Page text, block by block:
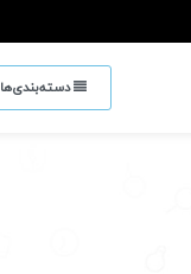
دسته‌بندی‌ها